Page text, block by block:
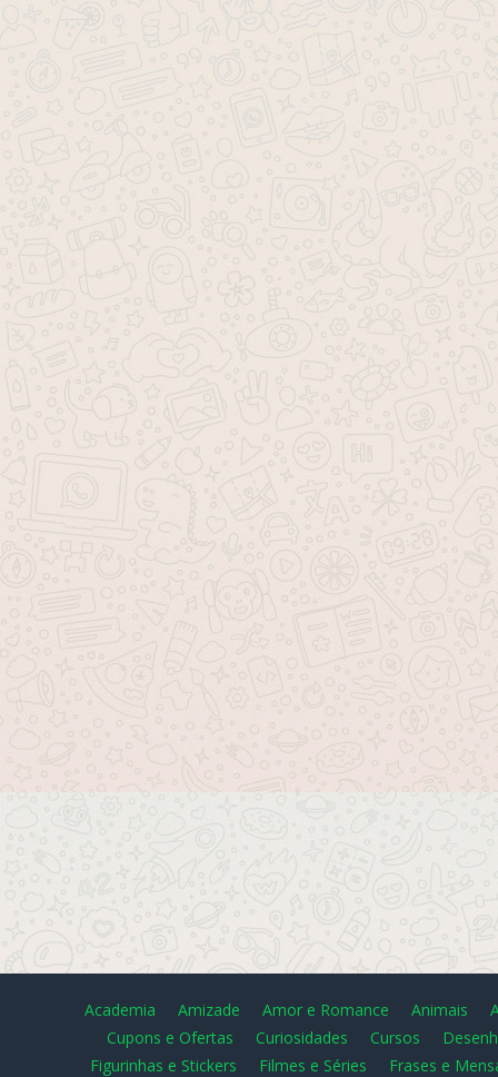
Academia Amizade Amor e Romance Animais
Cupons e Ofertas
Curiosidades Cursos
Figurinhas e Stickers
Filmes e Séries Frases e